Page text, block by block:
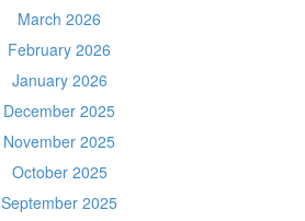
March 2026
February 2026
January 2026
December 2025
November 2025
October 2025
September 2025